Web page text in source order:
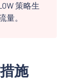
策略生
量。
施